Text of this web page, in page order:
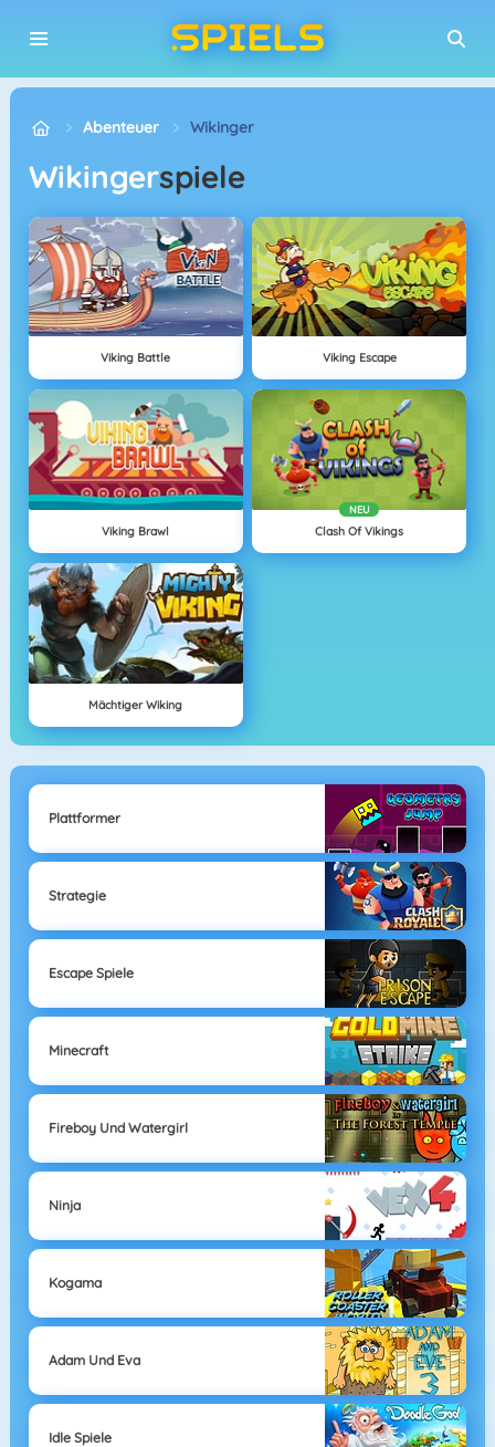
Abenteuer Wikinger
Wikingerspiele
Viking Battle Viking Escape
Viking Brawl
NEU
Clash Of Vikings
Mächtiger Wiking
Plattformer
Strategie
Escape Spiele
Minecraft
Fireboy Und Watergirl
Ninja
Kogama
Adam Und Eva
Idle Spiele